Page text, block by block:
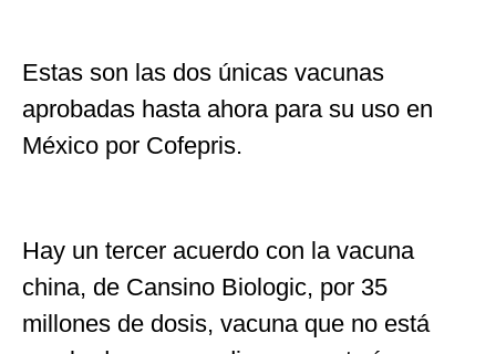
Estas son las dos únicas vacunas
aprobadas hasta ahora para su uso en
México por Cofepris.
Hay un tercer acuerdo con la vacuna
china, de Cansino Biologic, por 35
millones de dosis, vacuna que no está